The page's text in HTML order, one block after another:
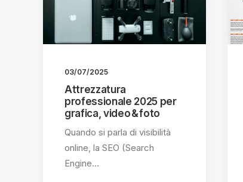
03/07/2025
Attrezzatura
professionale 2025 per
grafica, video & foto
Quando si parla di visibilità
online, la SEO (Search
Engine…